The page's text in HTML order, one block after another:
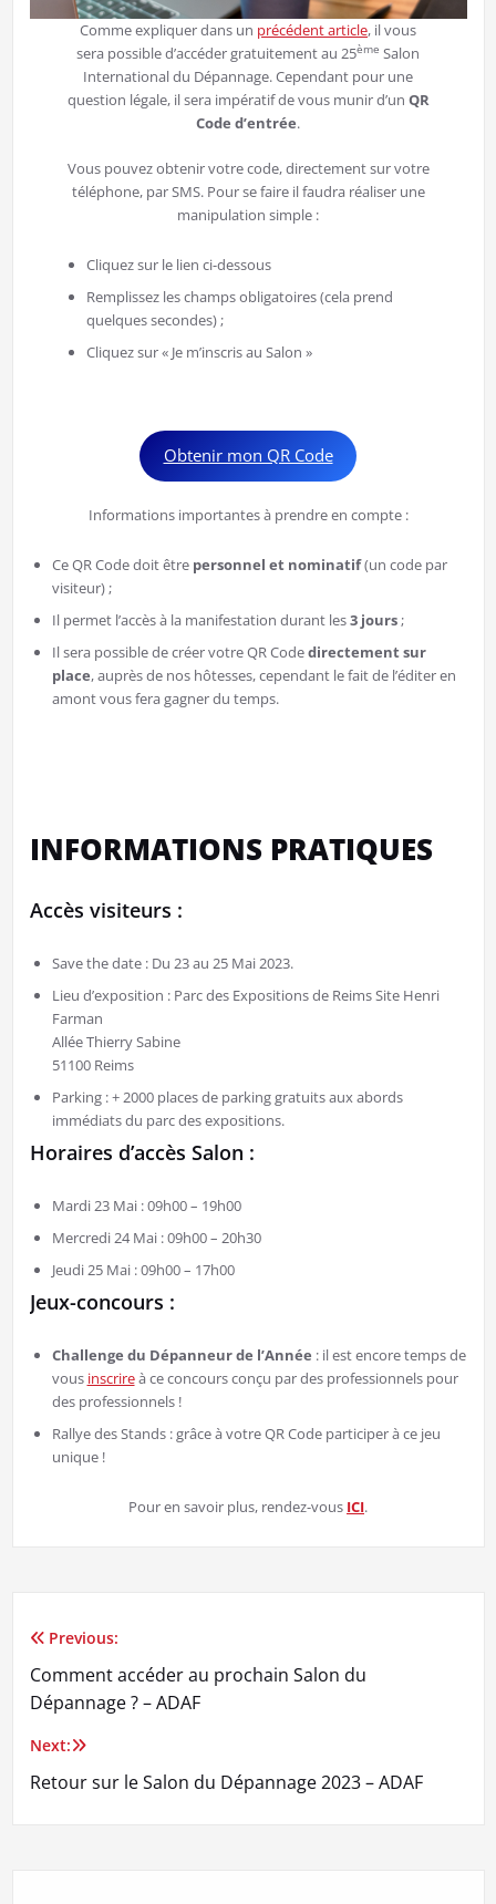
Comme expliquer dans un précédent article, il vous
sera possible d’accéder gratuitement au 25ème Salon
International du Dépannage. Cependant pour une
question légale, il sera impératif de vous munir d’un QR
Code d’entrée.
Vous pouvez obtenir votre code, directement sur votre
téléphone, par SMS. Pour se faire il faudra réaliser une
manipulation simple :
Cliquez sur le lien ci-dessous
Remplissez les champs obligatoires (cela prend
quelques secondes) ;
Cliquez sur « Je m’inscris au Salon »
Obtenir mon QR Code
Informations importantes à prendre en compte :
Ce QR Code doit être personnel et nominatif(un code par
visiteur) ;
Il permet l’accès à la manifestation durant les3 jours;
Il sera possible de créer votre QR Codedirectement sur
place, auprès de nos hôtesses, cependant le fait de l’éditer en
amont vous fera gagner du temps.
INFORMATIONS PRATIQUES
Accès visiteurs :
Save the date : Du 23 au 25 Mai 2023.
Lieu d’exposition : Parc des Expositions de Reims Site Henri
Farman
Allée Thierry Sabine
51100 Reims
Parking : + 2000 places de parking gratuits aux abords
immédiats du parc des expositions.
Horaires d’accès Salon :
Mardi 23 Mai : 09h00 – 19h00
Mercredi 24 Mai : 09h00 – 20h30
Jeudi 25 Mai : 09h00 – 17h00
Jeux-concours :
Challenge du Dépanneur de l’Année : il est encore temps de
vous inscrireà ce concours conçu par des professionnels pour
des professionnels !
Rallye des Stands : grâce à votre QR Code participer à ce jeu
unique !
Pour en savoir plus, rendez-vous ICI.
Navigation
de
l’article
Previous:
Comment accéder au prochain Salon du
Dépannage ? – ADAF
Next:
Retour sur le Salon du Dépannage 2023 – ADAF